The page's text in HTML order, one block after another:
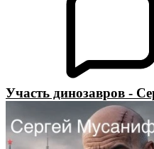
Участь динозавров -